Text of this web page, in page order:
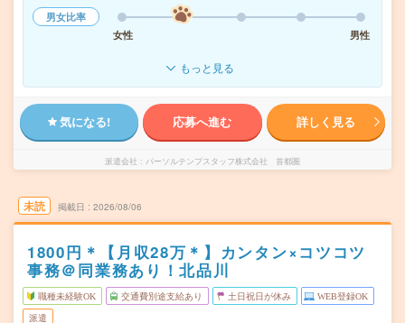
男女比率
女性
男性
もっと見る
気になる! 応募へ進む 詳しく見る
派遣会社 パーソルテンプスタッフ株式会社 首都圏
未読 掲載日 2026/08/06
1800円＊【月収28万＊】カンタン×コツコツ
事務＠同業務あり！北品川
職種未経験OK 交通費別途支給あり 土日祝日が休み WEB登録OK
派遣